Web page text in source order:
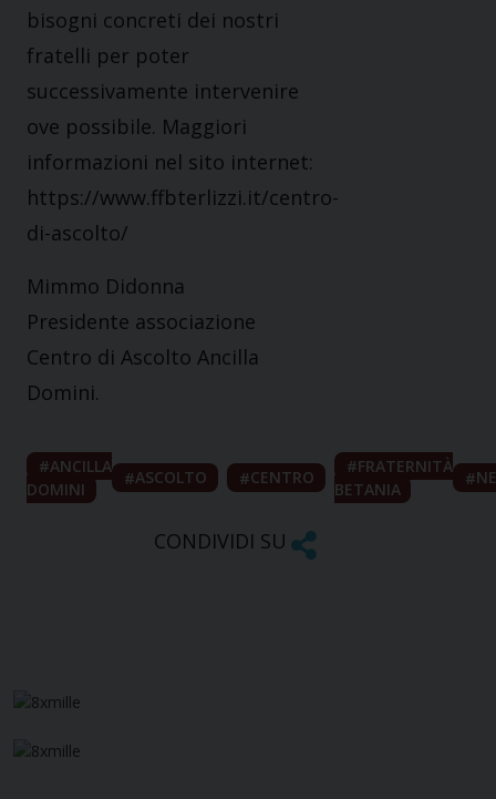
bisogni concreti dei nostri
fratelli per poter
successivamente intervenire
ove possibile. Maggiori
informazioni nel sito internet:
https://www.ffbterlizzi.it/centro-
di-ascolto/
Mimmo Didonna
Presidente associazione
Centro di Ascolto Ancilla
Domini.
ANCILLA
DOMINI
ASCOLTO CENTRO
FRATERNITÀ
BETANIA
CONDIVIDI SU